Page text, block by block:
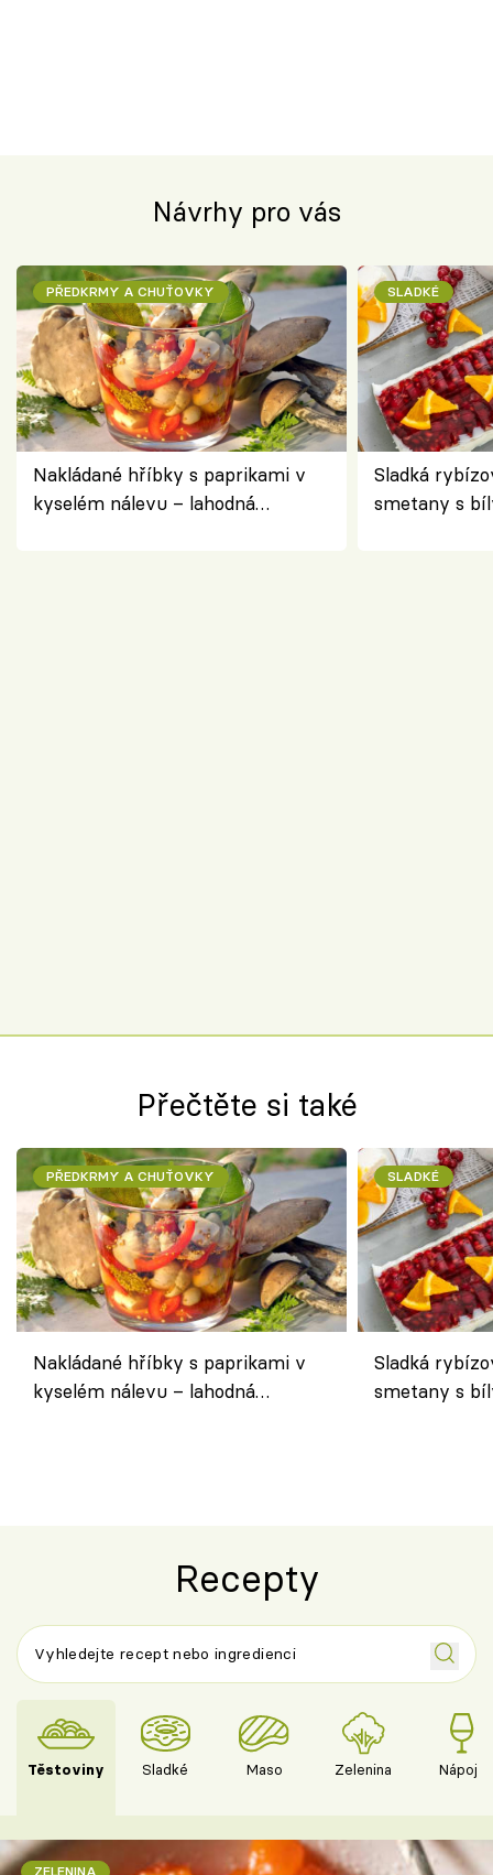
Návrhy pro vás
PŘEDKRMY A CHUŤOVKY
Nakládané hříbky s paprikami v
kyselém nálevu – lahodná
SLADKÉ
Sladká
smetany s
Přečtěte si také
PŘEDKRMY A CHUŤOVKY
Nakládané hříbky s paprikami v
kyselém nálevu – lahodná
SLADKÉ
Sladká
smetany s
Recepty
Těstoviny Sladké Maso Zelenina Nápoje
ZELENINA